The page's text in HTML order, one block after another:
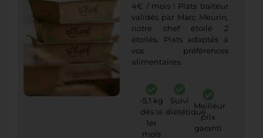
4€ / mois ! Plats traiteur
validés par Marc Meurin,
notre chef étoilé 2
étoilés. Plats adaptés à
vos préférences
alimentaires.
-5,1 kg
dès le
1er
mois
Suivi
diététique
Meilleur
prix
garanti